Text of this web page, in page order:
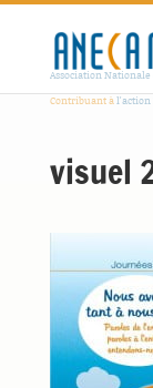
Association Nationale
Contribuant àl'action
visuel